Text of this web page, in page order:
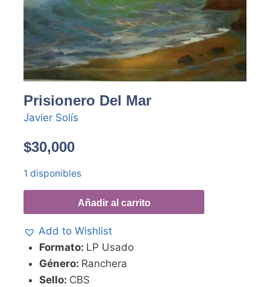
Prisionero Del Mar
Javier Solís
$30,000
1 disponibles
Añadir al carrito
Add to Wishlist
Formato: LP Usado
Género: Ranchera
Sello: CBS